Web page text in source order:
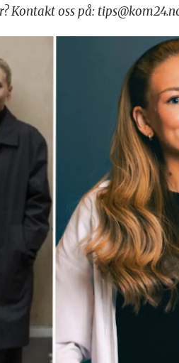
Kontakt oss på: